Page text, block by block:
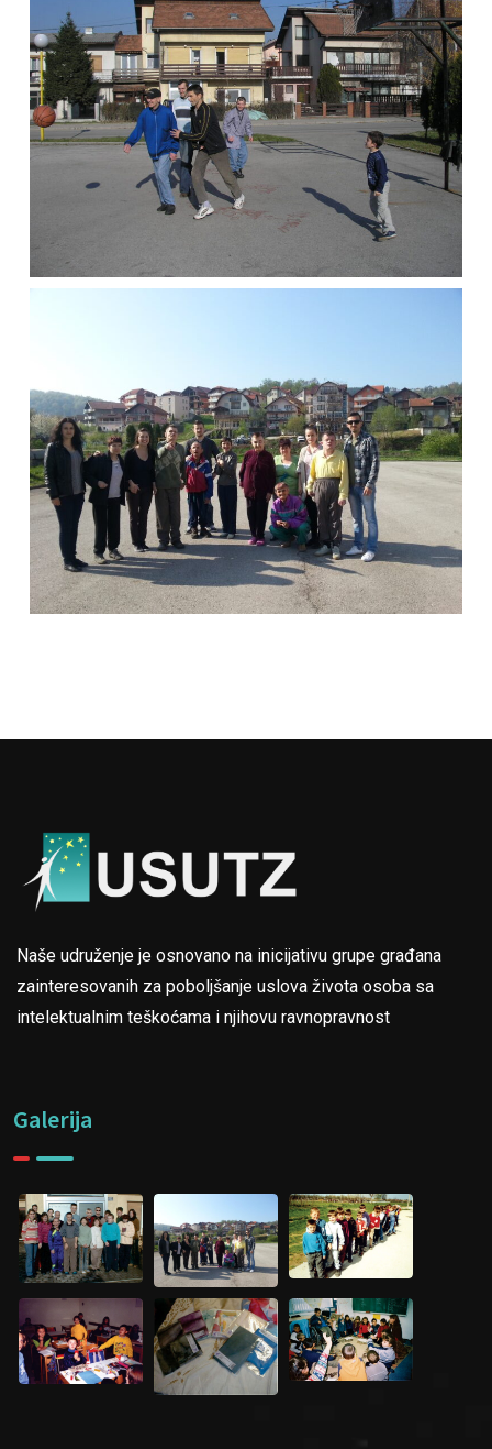
Naše udruženje je osnovano na inicijativu grupe građana
zainteresovanih za poboljšanje uslova života osoba sa
intelektualnim teškoćama i njihovu ravnopravnost
Galerija